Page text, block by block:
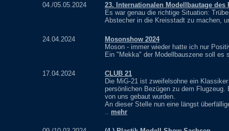
04./05.05.2024
23. Internationalen Modellbautage des
Es war genau die richtige Situation:
Abstecher in die Kreisstadt zu machen,
24.04.2024
Mosonshow 2024
Moson - immer wieder hatte ich nur
Ein "Mekka" der Modellbauszene soll es
17.04.2024
CLUB 21
Die MiG-21 ist zweifelsohne ein
persönlichen Bezügen zu dem
von uns gebaut wurden.
An dieser Stelle nun eine längst
.. mehr